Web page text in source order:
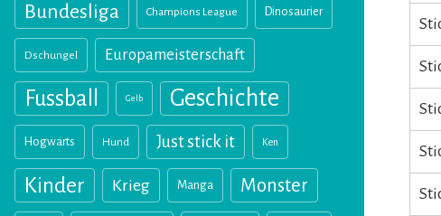
Bundesliga Champions League Dinosaurier
Dschungel Europameisterschaft
Fussball Gelb Geschichte
Hogwarts Hund Just stick it Ken
Kinder Krieg Manga Monster